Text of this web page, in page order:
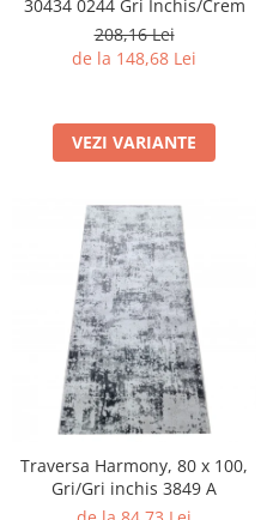
30434 0244 Gri Inchis/Crem
208,16 Lei
de la 148,68 Lei
VEZI VARIANTE
Traversa Harmony, 80 x 100,
Gri/Gri inchis 3849 A